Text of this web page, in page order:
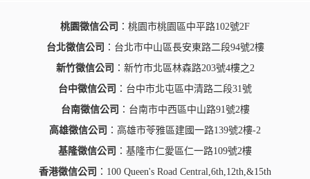
桃園徵信公司 ：桃園市桃園區中平路102號2F
台北徵信公司 ：台北市中山區長安東路二段94號2樓
新竹徵信公司 ：新竹市北區林森路203號4樓之2
台中徵信公司 ：台中市北屯區中清路二段31號
台南徵信公司 ：台南市中西區中山路91號2樓
高雄徵信公司 ：高雄市苓雅區建國一路139號2樓-2
基隆徵信公司 ：基隆市仁愛區仁一路109號2樓
香港徵信公司 ：100 Queen's Road Central,6th,12th,&15th